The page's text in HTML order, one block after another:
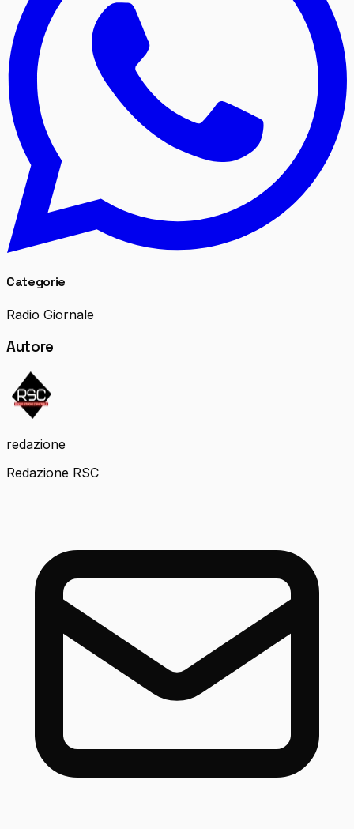
Categorie
Radio Giornale
Autore
redazione
Redazione RSC